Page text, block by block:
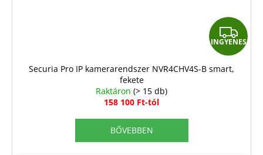
I
N
INGYENES
Securia Pro IP kamerarendszer NVR4CHV4S-B smart,
fekete
Raktáron (> 15 db)
158 100 Ft-tól
BŐVEBBEN